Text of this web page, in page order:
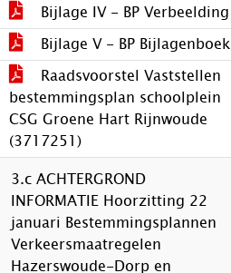
Bijlage IV - BP Verbeelding
Bijlage V - BP Bijlagenboek
Raadsvoorstel Vaststellen
bestemmingsplan schoolplein
CSG Groene Hart Rijnwoude
(3717251)
3.c ACHTERGROND
INFORMATIE Hoorzitting 22
januari Bestemmingsplannen
Verkeersmaatregelen
Hazerswoude-Dorp en